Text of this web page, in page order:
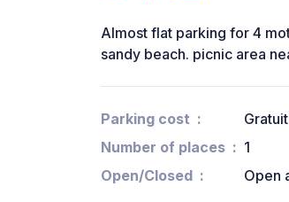
Almost flat parking for 4
sandy beach. picnic area
Parking cost
Gratuit
Number of places
1
Open/Closed
Open